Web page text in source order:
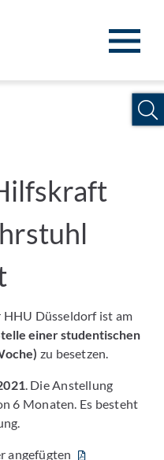
Düsseldorf ist am
einer studentischen
zu besetzen.
. Die Anstellung
6 Monaten. Es besteht
angefügten